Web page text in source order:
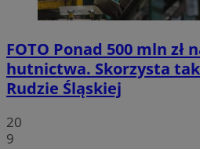
FOTO Ponad 500 mln zł
hutnictwa. Skorzysta
Rudzie Śląskiej
20
9